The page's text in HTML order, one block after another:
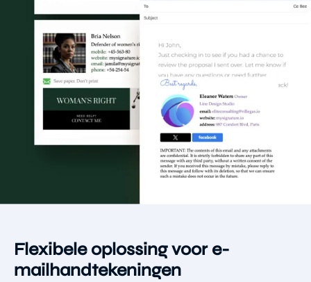
Flexibele oplossing voor e-
mailhandtekeningen